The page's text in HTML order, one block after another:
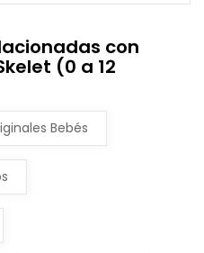
con
(0 a 12
Bebés